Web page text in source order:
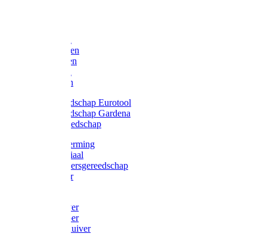
Gazonharken
Asfaltharken
Hooiharken
Handgereedschap Eurotool
Handgereedschap Gardena
Kindergereedschap
Kniebescherming
Afzetmateriaal
Stratenmakersgereedschap
Straathamer
Mestschuiver
Mestschraper
Sneeuwschuiver